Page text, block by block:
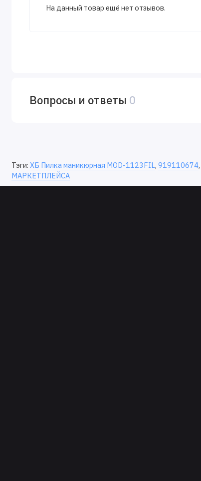
На данный товар ещё нет отзывов.
Вопросы и ответы 0
Тэги: ХБ Пилка маникюрная MOD-1123FIL , 919110674,
МАРКЕТПЛЕЙСА